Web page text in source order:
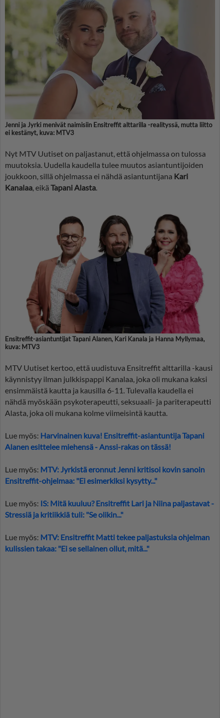
Jenni ja Jyrki menivät naimisiin Ensitreffit alttarilla -realityssä, mutta liitto
ei kestänyt, kuva: MTV3
Nyt MTV Uutiset on paljastanut, että ohjelmassa on tulossa
muutoksia. Uudella kaudella tulee muutos asiantuntijoiden
joukkoon, sillä ohjelmassa ei nähdä asiantuntijana Kari
Kanalaa , eikä Tapani Alasta
Ensitreffit-asiantuntijat Tapani Alanen, Kari Kanala ja Hanna Myllymaa,
kuva: MTV3
MTV Uutiset kertoo, että uudistuva Ensitreffit alttarilla -kausi
käynnistyy ilman julkkispappi Kanalaa, joka oli mukana kaksi
ensimmäistä kautta ja kausilla 6-11. Tulevalla kaudella ei
nähdä myöskään psykoterapeutti, seksuaali- ja pariterapeutti
Alasta, joka oli mukana kolme viimeisintä kautta.
Lue myös: Harvinainen kuva! Ensitreffit-asiantuntija Tapani
Alanen esittelee miehensä - Anssi-rakas on tässä!
Lue myös: MTV: Jyrkistä eronnut Jenni kritisoi kovin sanoin
Ensitreffit-ohjelmaa: "Ei esimerkiksi kysytty..."
Lue myös: IS: Mitä kuuluu? Ensitreffit Lari ja Niina paljastavat -
Stressiä ja kritiikkiä tuli: "Se olikin..."
Lue myös: MTV: Ensitreffit Matti tekee paljastuksia ohjelman
kulissien takaa: "Ei se sellainen ollut, mitä..."